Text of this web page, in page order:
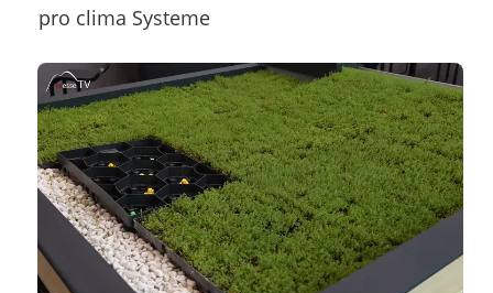
pro clima Systeme